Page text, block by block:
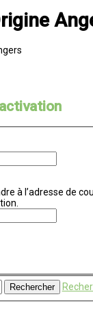
à l’adresse de
Rechercher